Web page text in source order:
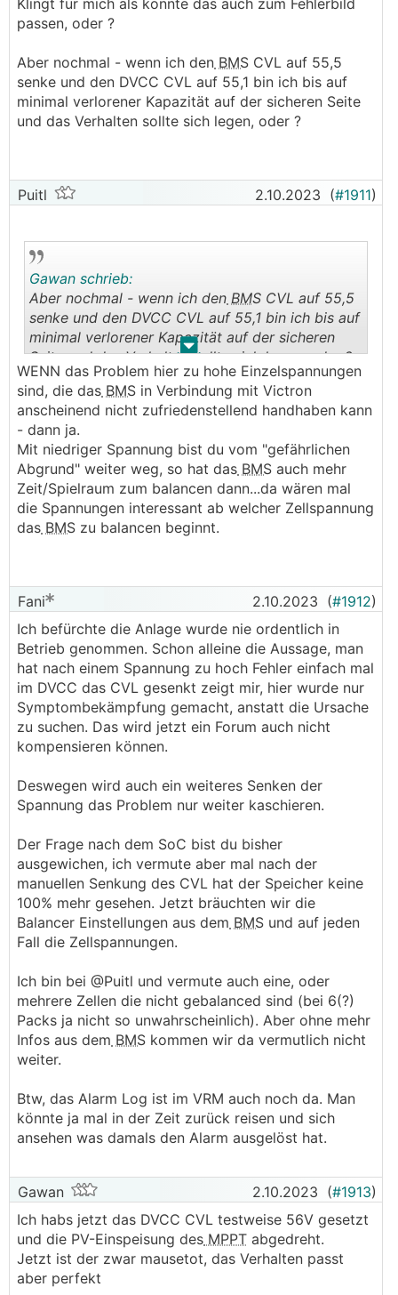
Klingt für mich als könnte das auch zum Fehlerbild
passen, oder ?
Aber nochmal - wenn ich den BMS CVL auf 55,5
senke und den DVCC CVL auf 55,1 bin ich bis auf
minimal verlorener Kapazität auf der sicheren Seite
und das Verhalten sollte sich legen, oder ?
Puitl 2.10.2023 (#1911)
. .
Gawan schrieb:
Aber nochmal - wenn ich den BMS CVL auf 55,5
senke und den DVCC CVL auf 55,1 bin ich bis auf
minimal verlorener Kapazität auf der sicheren
Seite und das Verhalten sollte sich legen, oder ?
WENN das Problem hier zu hohe Einzelspannungen
sind, die das BMS in Verbindung mit Victron
anscheinend nicht zufriedenstellend handhaben kann
- dann ja.
Mit niedriger Spannung bist du vom "gefährlichen
Abgrund" weiter weg, so hat das BMS auch mehr
Zeit/Spielraum zum balancen dann...da wären mal
die Spannungen interessant ab welcher Zellspannung
das BMS zu balancen beginnt.
Fani 2.10.2023 (#1912)
Ich befürchte die Anlage wurde nie ordentlich in
Betrieb genommen. Schon alleine die Aussage, man
hat nach einem Spannung zu hoch Fehler einfach mal
im DVCC das CVL gesenkt zeigt mir, hier wurde nur
Symptombekämpfung gemacht, anstatt die Ursache
zu suchen. Das wird jetzt ein Forum auch nicht
kompensieren können.
Deswegen wird auch ein weiteres Senken der
Spannung das Problem nur weiter kaschieren.
Der Frage nach dem SoC bist du bisher
ausgewichen, ich vermute aber mal nach der
manuellen Senkung des CVL hat der Speicher keine
100% mehr gesehen. Jetzt bräuchten wir die
Balancer Einstellungen aus dem BMS und auf jeden
Fall die Zellspannungen.
Ich bin bei @Puitl und vermute auch eine, oder
mehrere Zellen die nicht gebalanced sind (bei 6(?)
Packs ja nicht so unwahrscheinlich). Aber ohne mehr
Infos aus dem BMS kommen wir da vermutlich nicht
weiter.
Btw, das Alarm Log ist im VRM auch noch da. Man
könnte ja mal in der Zeit zurück reisen und sich
ansehen was damals den Alarm ausgelöst hat.
Gawan 2.10.2023 (#1913)
Ich habs jetzt das DVCC CVL testweise 56V gesetzt
und die PV-Einspeisung des MPPT abgedreht.
Jetzt ist der zwar mausetot, das Verhalten passt
aber perfekt